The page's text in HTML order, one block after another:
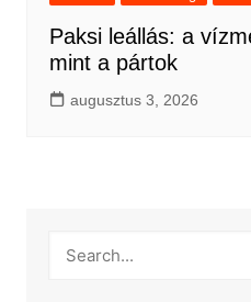
Paksi leállás: a
mint a pártok
augusztus 3, 2026